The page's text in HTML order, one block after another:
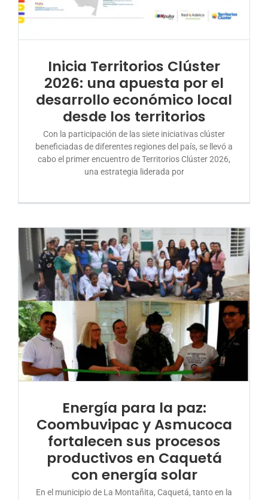
Inicia Territorios Clúster
2026: una apuesta por el
desarrollo económico local
desde los territorios
Con la participación de las siete iniciativas clúster
beneficiadas de diferentes regiones del país, se llevó a
cabo el primer encuentro de Territorios Clúster 2026,
una estrategia liderada por
Energía para la paz:
Coombuvipac y Asmucoca
fortalecen sus procesos
productivos en Caquetá
con energía solar
En el municipio de La Montañita, Caquetá, tanto en la